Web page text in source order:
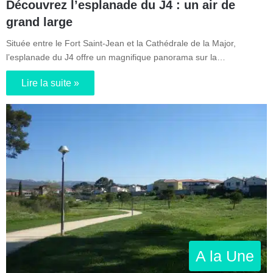
Découvrez l’esplanade du J4 : un air de
grand large
Située entre le Fort Saint-Jean et la Cathédrale de la Major,
l’esplanade du J4 offre un magnifique panorama sur la…
Lire la suite »
A la Une